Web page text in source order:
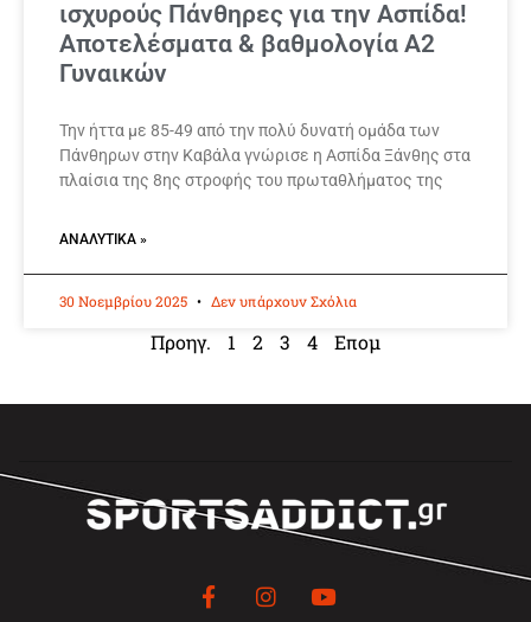
ισχυρούς Πάνθηρες για την Ασπίδα!
Αποτελέσματα & βαθμολογία Α2
Γυναικών
Την ήττα με 85-49 από την πολύ δυνατή ομάδα των
Πάνθηρων στην Καβάλα γνώρισε η Ασπίδα Ξάνθης στα
πλαίσια της 8ης στροφής του πρωταθλήματος της
ΑΝΑΛΥΤΙΚΆ »
30 Νοεμβρίου 2025 Δεν υπάρχουν Σχόλια
Προηγ. 1 2 3 4 Επομ